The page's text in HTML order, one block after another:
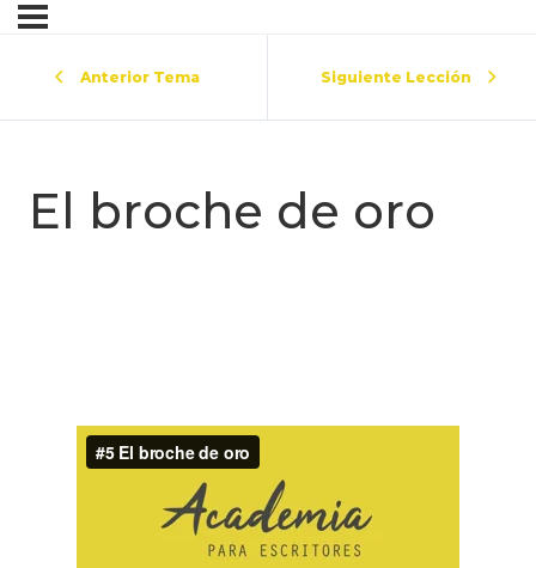
Anterior Tema Siguiente Lección
El broche de oro